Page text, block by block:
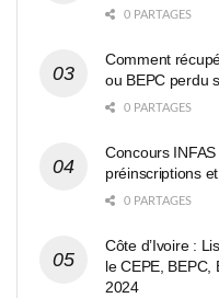
0 PARTAGES
Comment
ou BEPC perdu
0 PARTAGES
Concours
préinscriptions
0 PARTAGES
Côte d’Ivoire :
le CEPE, BEPC,
2024